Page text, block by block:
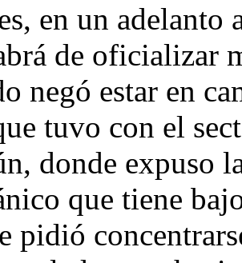
en un adelanto
de oficializar
negó estar en
tuvo con el
donde expuso
que tiene
pidió